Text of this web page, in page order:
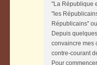
"La République
"les
Républicains"
Depuis
convaincre mes
contre-courant
Pour